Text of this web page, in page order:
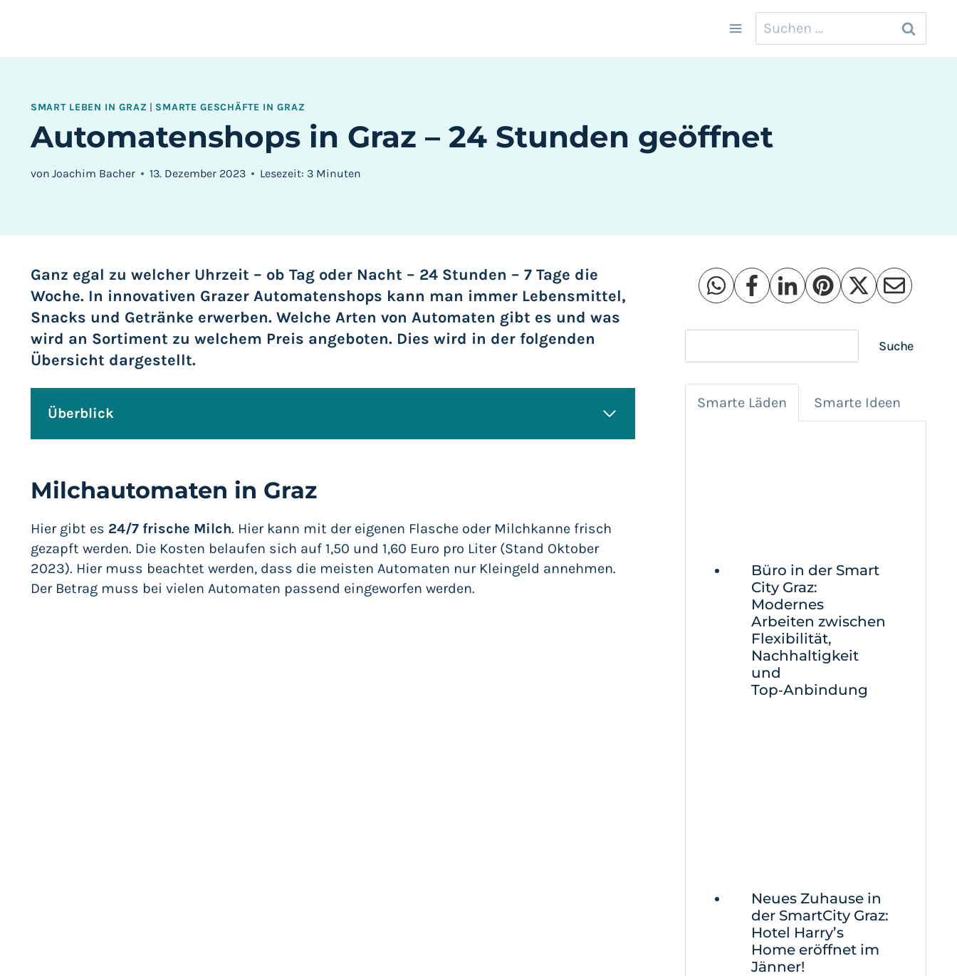
Suchen
nach:
SMART LEBEN IN GRAZ | SMARTE GESCHÄFTE IN GRAZ
Automatenshops in Graz – 24 Stunden geöffnet
von Joachim Bacher 13. Dezember 2023 Lesezeit: 3 Minuten
Ganz egal zu welcher Uhrzeit – ob Tag oder Nacht – 24 Stunden – 7 Tage die
Woche. In innovativen Grazer Automatenshops kann man immer Lebensmittel,
Snacks und Getränke erwerben. Welche Arten von Automaten gibt es und was
wird an Sortiment zu welchem Preis angeboten. Dies wird in der folgenden
Übersicht dargestellt.
Überblick
Pizzaautomat – Bistrobox
Tortenautomaten „Handlsautomat"
Fleischautomaten Mooshammer
Bauernhof Automaten – Hofveitl
Milchautomaten in Graz
Hier gibt es 24/7 frische Milch. Hier kann mit der eigenen Flasche oder Milchkanne frisch
gezapft werden. Die Kosten belaufen sich auf 1,50 und 1,60 Euro pro Liter (Stand Oktober
2023). Hier muss beachtet werden, dass die meisten Automaten nur Kleingeld annehmen.
Der Betrag muss bei vielen Automaten passend eingeworfen werden.
Suche
Smarte Läden Smarte Ideen
Büro in der Smart
City Graz:
Modernes
Arbeiten zwischen
Flexibilität,
Nachhaltigkeit
und
Top‑Anbindung
Neues Zuhause in
der SmartCity Graz:
Hotel Harry’s
Home eröffnet im
Jänner!